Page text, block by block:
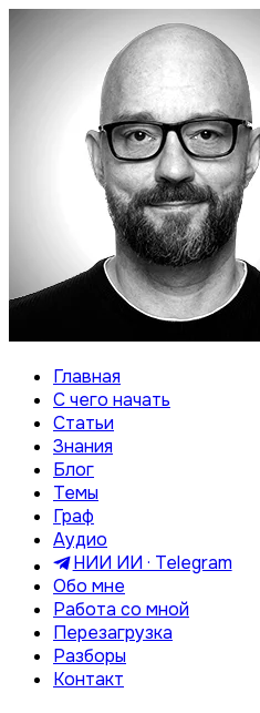
Главная
С чего начать
Статьи
Знания
Блог
Темы
Граф
Аудио
НИИ ИИ · Telegram
Обо мне
Работа со мной
Перезагрузка
Разборы
Контакт